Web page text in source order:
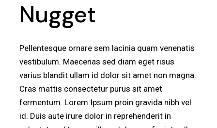
Nugget
Pellentesque ornare sem lacinia quam venenatis
vestibulum. Maecenas sed diam eget risus
varius blandit ullam id dolor sit amet non magna.
Cras mattis consectetur purus sit amet
fermentum. Lorem Ipsum proin gravida nibh vel
id. Duis aute irure dolor in reprehenderit in